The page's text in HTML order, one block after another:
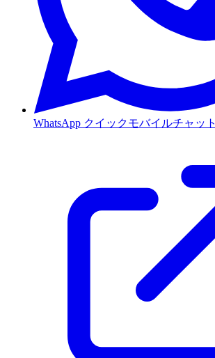
WhatsApp クイックモバイルチャット